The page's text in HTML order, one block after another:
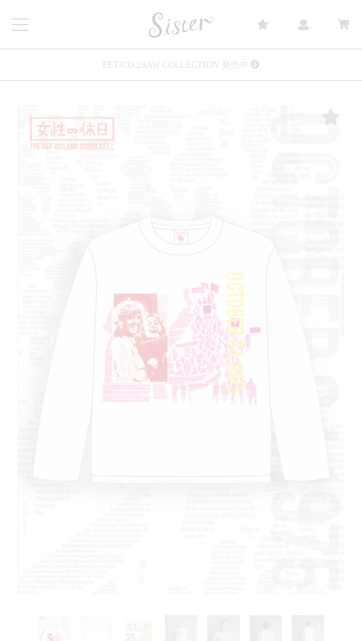
FETICO 26AW COLLECTION 発売中
Sister(渋谷区松濤) 店舗休業のご案内
Summer Sale up to 60%OFF 開催中